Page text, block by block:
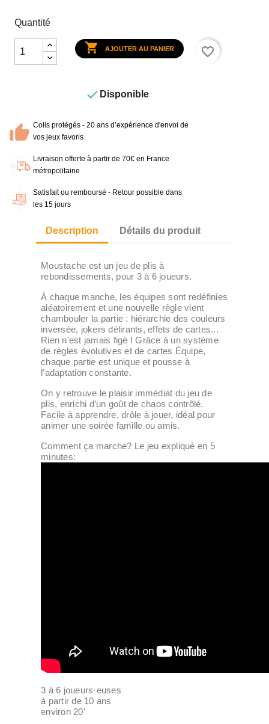
Quantité
 AJOUTER AU PANIER favorite_border
 Disponible
Colis protégés - 20 ans d’expérience d'envoi de
vos jeux favoris
Livraison offerte à partir de 70€ en France
métropolitaine
Satisfait ou remboursé - Retour possible dans
les 15 jours
Description Détails du produit
Moustache est un jeu de plis à
rebondissements, pour 3 à 6 joueurs.
À chaque manche, les équipes sont redéfinies
aléatoirement et une nouvelle règle vient
chambouler la partie : hiérarchie des couleurs
inversée, jokers délirants, effets de cartes...
Rien n’est jamais figé ! Grâce à un système
de règles évolutives et de cartes Équipe,
chaque partie est unique et pousse à
l’adaptation constante.
On y retrouve le plaisir immédiat du jeu de
plis, enrichi d’un goût de chaos contrôlé.
Facile à apprendre, drôle à jouer, idéal pour
animer une soirée famille ou amis.
Comment ça marche? Le jeu expliqué en 5
minutes:
3 à 6 joueurs·euses
à partir de 10 ans
environ 20'